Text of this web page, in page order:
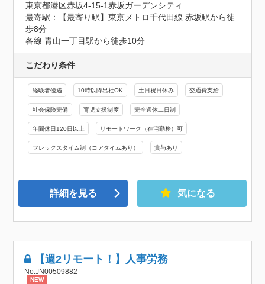
東京都港区赤坂4-15-1赤坂ガーデンシティ
最寄駅：【最寄り駅】東京メトロ千代田線 赤坂駅から徒
歩8分
各線 青山一丁目駅から徒歩10分
こだわり条件
経験者優遇 10時以降出社OK 土日祝日休み 交通費支給
社会保険完備 育児支援制度 完全週休二日制
年間休日120日以上 リモートワーク（在宅勤務）可
フレックスタイム制（コアタイムあり） 賞与あり
詳細を見る 気になる
【週2リモート！】人事労務
No.JN00509882
NEW